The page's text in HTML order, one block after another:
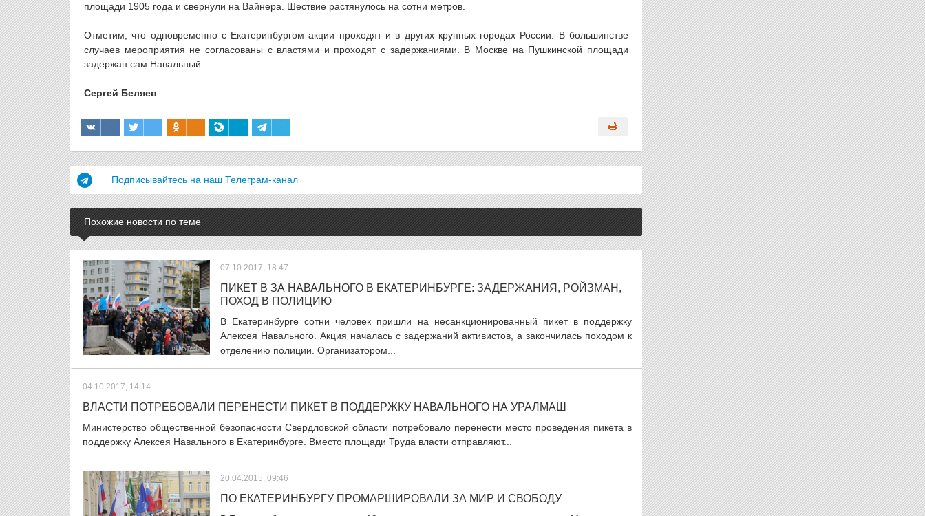
площади 1905 года и свернули на Вайнера. Шествие растянулось на сотни метров.
Отметим, что одновременно с Екатеринбургом акции проходят и в других крупных городах России. В большинстве
случаев мероприятия не согласованы с властями и проходят с задержаниями. В Москве на Пушкинской площади
задержан сам Навальный.
Сергей Беляев
Подписывайтесь на наш Телеграм-канал
Похожие новости по теме
07.10.2017, 18:47
ПИКЕТ В ЗА НАВАЛЬНОГО В ЕКАТЕРИНБУРГЕ: ЗАДЕРЖАНИЯ, РОЙЗМАН,
ПОХОД В ПОЛИЦИЮ
В Екатеринбурге сотни человек пришли на несанкционированный пикет в поддержку
Алексея Навального. Акция началась с задержаний активистов, а закончилась походом к
отделению полиции. Организатором...
04.10.2017, 14:14
ВЛАСТИ ПОТРЕБОВАЛИ ПЕРЕНЕСТИ ПИКЕТ В ПОДДЕРЖКУ НАВАЛЬНОГО НА УРАЛМАШ
Министерство общественной безопасности Свердловской области потребовало перенести место проведения пикета в
поддержку Алексея Навального в Екатеринбурге. Вместо площади Труда власти отправляют...
20.04.2015, 09:46
ПО ЕКАТЕРИНБУРГУ ПРОМАРШИРОВАЛИ ЗА МИР И СВОБОДУ